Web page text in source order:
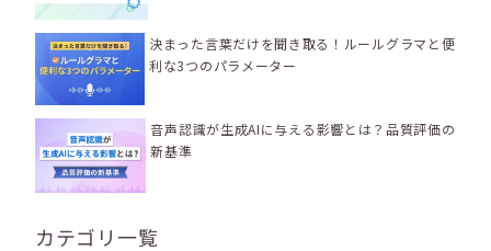
決まった言葉だけを聞き取る！ルールグラマと便
利な3つのパラメーター
音声認識が生成AIに与える影響とは？品質評価の
新基準
カテゴリ一覧